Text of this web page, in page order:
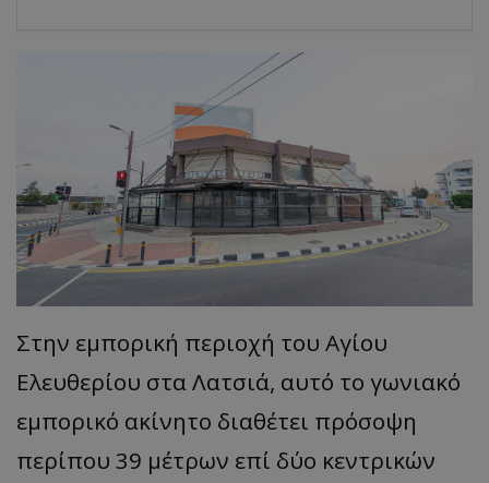
Στην εμπορική περιοχή του Αγίου
Ελευθερίου στα Λατσιά, αυτό το γωνιακό
εμπορικό ακίνητο διαθέτει πρόσοψη
περίπου 39 μέτρων επί δύο κεντρικών